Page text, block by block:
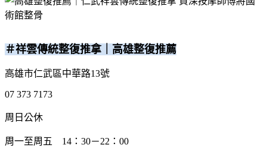
＃祥雲傳統整復推拿｜高雄整復推薦
高雄市仁武區中華路13號
07 373 7173
周日公休
周一至周五 14：30－22：00